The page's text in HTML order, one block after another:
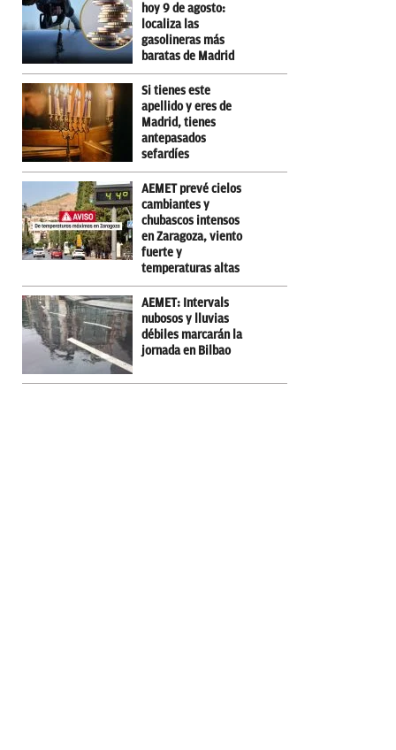
hoy 9 de agosto:
localiza las
gasolineras más
baratas de Madrid
Si tienes este
apellido y eres de
Madrid, tienes
antepasados
sefardíes
AEMET prevé cielos
cambiantes y
chubascos intensos
en Zaragoza, viento
fuerte y
temperaturas altas
AEMET: Intervals
nubosos y lluvias
débiles marcarán la
jornada en Bilbao